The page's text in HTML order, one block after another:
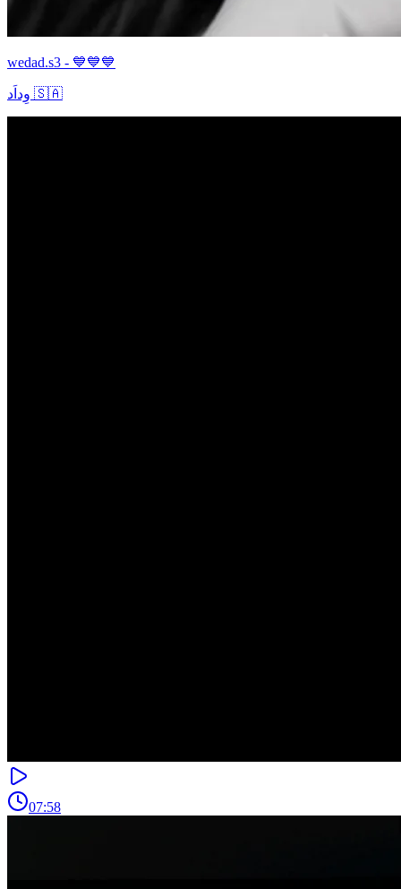
wedad.s3 - 💙💙💙
وِداَد 🇸🇦
07:58